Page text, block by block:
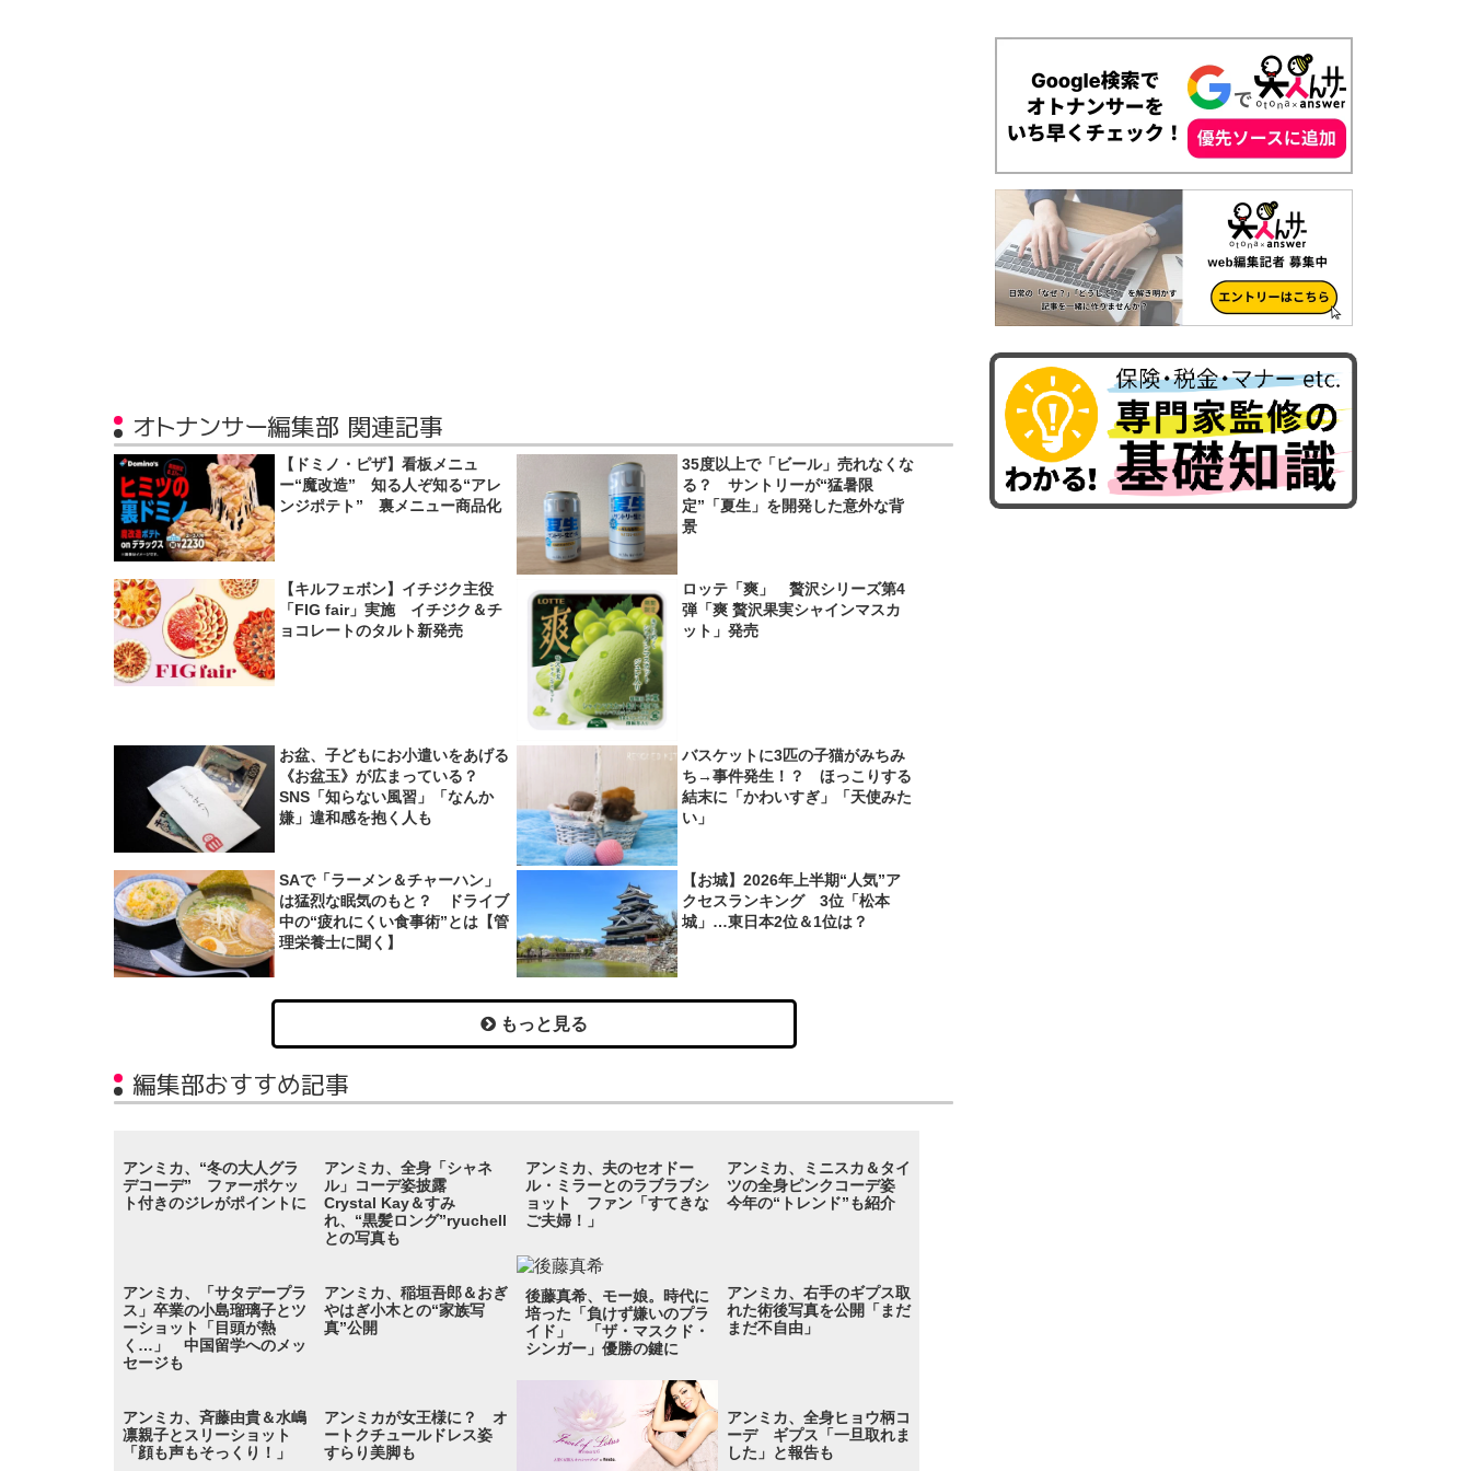
オトナンサー編集部 関連記事
【ドミノ・ピザ】看板メニュ
ー“魔改造” 知る人ぞ知る“アレ
ンジポテト” 裏メニュー商品化
35度以上で「ビール」売れなくな
る？ サントリーが“猛暑限
定”「夏生」を開発した意外な背
景
【キルフェボン】イチジク主役
「FIG fair」実施 イチジク＆チ
ョコレートのタルト新発売
ロッテ「爽」 贅沢シリーズ第4
弾「爽 贅沢果実シャインマスカ
ット」発売
お盆、子どもにお小遣いをあげる
《お盆玉》が広まっている？
SNS「知らない風習」「なんか
嫌」違和感を抱く人も
バスケットに3匹の子猫がみちみ
ち→事件発生！？ ほっこりする
結末に「かわいすぎ」「天使みた
い」
SAで「ラーメン＆チャーハン」
は猛烈な眠気のもと？ ドライブ
中の“疲れにくい食事術”とは【管
理栄養士に聞く】
【お城】2026年上半期“人気”ア
クセスランキング 3位「松本
城」…東日本2位＆1位は？
もっと見る
編集部おすすめ記事
アンミカ、“冬の大人グラ
デコーデ” ファーポケッ
ト付きのジレがポイントに
アンミカ、全身「シャネ
ル」コーデ姿披露
Crystal Kay＆すみ
れ、“黒髪ロング”ryuchell
との写真も
アンミカ、夫のセオドー
ル・ミラーとのラブラブシ
ョット ファン「すてきな
ご夫婦！」
アンミカ、ミニスカ＆タイ
ツの全身ピンクコーデ姿
今年の“トレンド”も紹介
アンミカ、「サタデープラ
ス」卒業の小島瑠璃子とツ
ーショット「目頭が熱
く…」 中国留学へのメッ
セージも
アンミカ、稲垣吾郎＆おぎ
やはぎ小木との“家族写
真”公開
後藤真希、モー娘。時代に
培った「負けず嫌いのプラ
イド」 「ザ・マスクド・
シンガー」優勝の鍵に
アンミカ、右手のギプス取
れた術後写真を公開「まだ
まだ不自由」
アンミカ、斉藤由貴＆水嶋
凛親子とスリーショット
「顔も声もそっくり！」
アンミカが女王様に？ オ
ートクチュールドレス姿
すらり美脚も
アンミカ、全身ヒョウ柄コ
ーデ ギプス「一旦取れま
した」と報告も